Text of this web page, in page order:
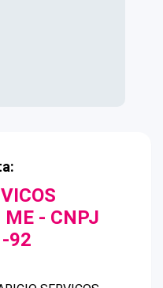
ME - CNPJ
92